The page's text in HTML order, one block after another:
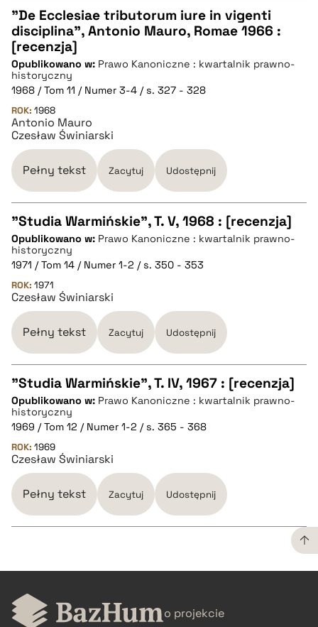
CZYSTY TEKST
pobierz cytat
BIBTEX
pobierz cytat
"De Ecclesiae tributorum iure in vigenti
disciplina", Antonio Mauro, Romae 1966 :
[recenzja]
Opublikowano w: Prawo Kanoniczne : kwartalnik prawno-
historyczny
1968 / Tom 11 / Numer 3-4 / s. 327 - 328
ROK: 1968
Antonio Mauro
Czesław Świniarski
Pełny tekst Zacytuj Udostępnij
CZYSTY TEKST
pobierz cytat
BIBTEX
"Studia Warmińskie", T. V, 1968 : [recenzja]
Opublikowano w: Prawo Kanoniczne : kwartalnik prawno-
historyczny
1971 / Tom 14 / Numer 1-2 / s. 350 - 353
ROK: 1971
Czesław Świniarski
Pełny tekst Zacytuj Udostępnij
CZYSTY TEKST
pobierz cytat
BIBTEX
"Studia Warmińskie", T. IV, 1967 : [recenzja]
Opublikowano w: Prawo Kanoniczne : kwartalnik prawno-
historyczny
1969 / Tom 12 / Numer 1-2 / s. 365 - 368
ROK: 1969
Czesław Świniarski
Pełny tekst Zacytuj Udostępnij
CZYSTY TEKST
pobierz cytat o projekcie